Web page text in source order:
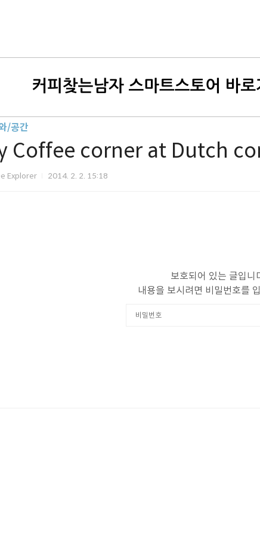
/공간
Coffee corner at Dutch
Explorer 2014. 2. 2. 15:18
보호되어 있는 글입니
내용을 보시려면 비밀번호를